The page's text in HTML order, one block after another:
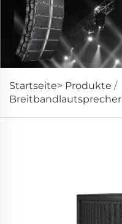
Startseite> Produkte /
Breitbandlautsprecher